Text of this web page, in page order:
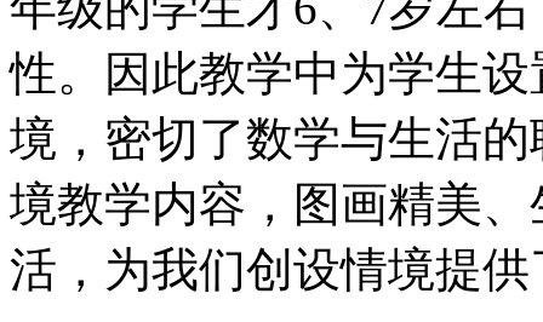
性。因此教学中为学生
境，密切了数学与生活
境教学内容，图画精美
活，为我们创设情境提